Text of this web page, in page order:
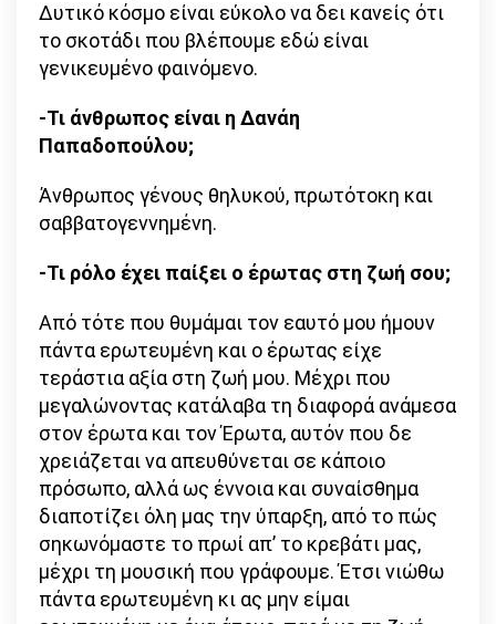
Δυτικό κόσμο είναι εύκολο να δει κανείς ότι
το σκοτάδι που βλέπουμε εδώ είναι
γενικευμένο φαινόμενο.
-Τι άνθρωπος είναι η Δανάη
Παπαδοπούλου;
Άνθρωπος γένους θηλυκού, πρωτότοκη και
σαββατογεννημένη.
-Τι ρόλο έχει παίξει ο έρωτας στη ζωή σου;
Από τότε που θυμάμαι τον εαυτό μου ήμουν
πάντα ερωτευμένη και ο έρωτας είχε
τεράστια αξία στη ζωή μου. Μέχρι που
μεγαλώνοντας κατάλαβα τη διαφορά ανάμεσα
στον έρωτα και τον Έρωτα, αυτόν που δε
χρειάζεται να απευθύνεται σε κάποιο
πρόσωπο, αλλά ως έννοια και συναίσθημα
διαποτίζει όλη μας την ύπαρξη, από το πώς
σηκωνόμαστε το πρωί απ’ το κρεβάτι μας,
μέχρι τη μουσική που γράφουμε. Έτσι νιώθω
πάντα ερωτευμένη κι ας μην είμαι